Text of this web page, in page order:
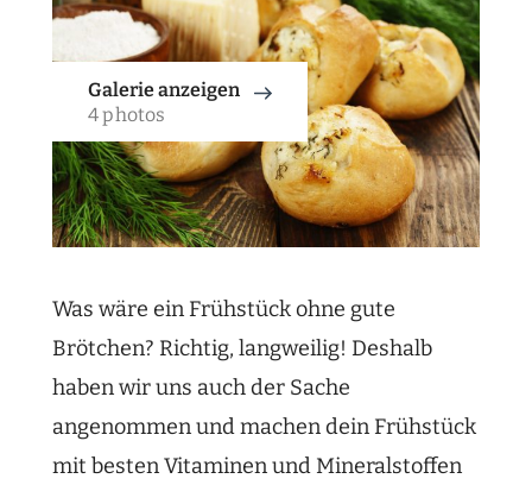
Galerie anzeigen
4 photos
Was wäre ein Frühstück ohne gute
Brötchen? Richtig, langweilig! Deshalb
haben wir uns auch der Sache
angenommen und machen dein Frühstück
mit besten Vitaminen und Mineralstoffen